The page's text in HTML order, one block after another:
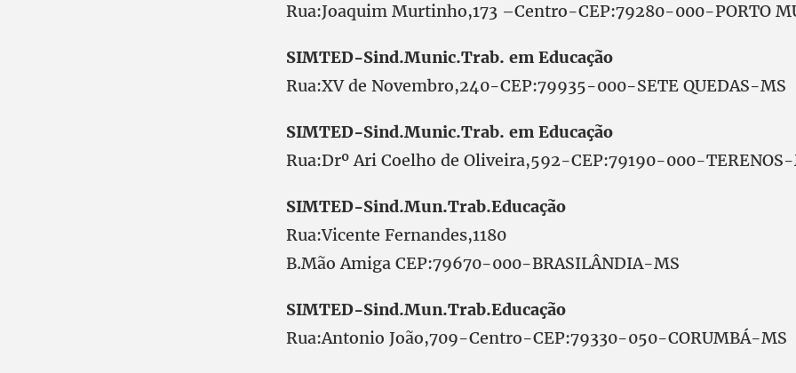
Rua:Joaquim Murtinho,173 –Centro-CEP:79280-000-PORTO
SIMTED-Sind.Munic.Trab. em Educação
Rua:XV de Novembro,240-CEP:79935-000-SETE QUEDAS-MS
SIMTED-Sind.Munic.Trab. em Educação
Rua:Drº Ari Coelho de Oliveira,592-CEP:79190-000-
SIMTED-Sind.Mun.Trab.Educação
Rua:Vicente Fernandes,1180
B.Mão Amiga CEP:79670-000-BRASILÂNDIA-MS
SIMTED-Sind.Mun.Trab.Educação
Rua:Antonio João,709-Centro-CEP:79330-050-CORUMBÁ-MS